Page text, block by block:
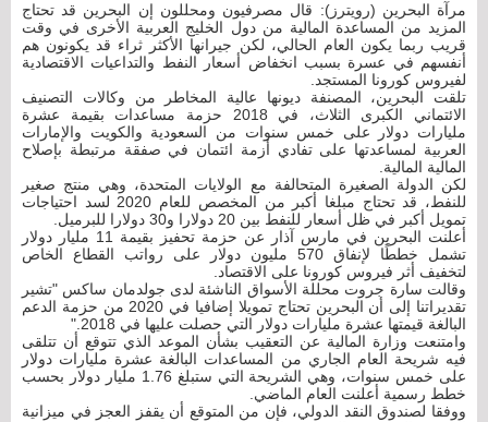
مرآة البحرين (رويترز): قال مصرفيون ومحللون إن البحرين قد تحتاج
المزيد من المساعدة المالية من دول الخليج العربية الأخرى في وقت
قريب ربما يكون العام الحالي، لكن جيرانها الأكثر ثراء قد يكونون هم
أنفسهم في عسرة بسبب انخفاض أسعار النفط والتداعيات الاقتصادية
لفيروس كورونا المستجد.
تلقت البحرين، المصنفة ديونها عالية المخاطر من وكالات التصنيف
الائتماني الكبرى الثلاث، في 2018 حزمة مساعدات بقيمة عشرة
مليارات دولار على خمس سنوات من السعودية والكويت والإمارات
العربية لمساعدتها على تفادي أزمة ائتمان في صفقة مرتبطة بإصلاح
المالية المالية.
لكن الدولة الصغيرة المتحالفة مع الولايات المتحدة، وهي منتج صغير
للنفط، قد تحتاج مبلغا أكبر من المخصص للعام 2020 لسد احتياجات
تمويل أكبر في ظل أسعار للنفط بين 20 دولارا و30 دولارا للبرميل.
أعلنت البحرين في مارس آذار عن حزمة تحفيز بقيمة 11 مليار دولار
تشمل خططًا لإنفاق 570 مليون دولار على رواتب القطاع الخاص
لتخفيف أثر فيروس كورونا على الاقتصاد.
وقالت سارة جروت محللة الأسواق الناشئة لدى جولدمان ساكس "تشير
تقديراتنا إلى أن البحرين تحتاج تمويلا إضافيا في 2020 من حزمة الدعم
البالغة قيمتها عشرة مليارات دولار التي حصلت عليها في 2018."
وامتنعت وزارة المالية عن التعقيب بشأن الموعد الذي تتوقع أن تتلقى
فيه شريحة العام الجاري من المساعدات البالغة عشرة مليارات دولار
على خمس سنوات، وهي الشريحة التي ستبلغ 1.76 مليار دولار بحسب
خطط رسمية أعلنت العام الماضي.
ووفقا لصندوق النقد الدولي، فإن من المتوقع أن يقفز العجز في ميزانية